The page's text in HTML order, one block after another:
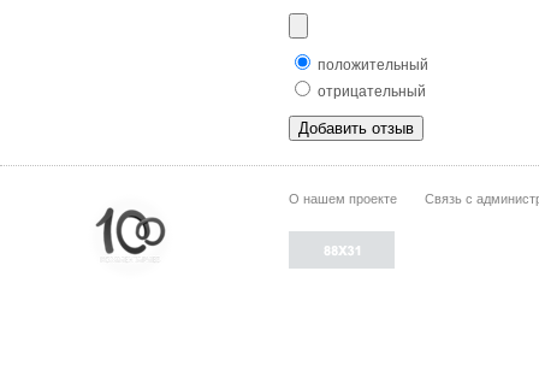
положительный
отрицательный
О нашем проекте Связь с